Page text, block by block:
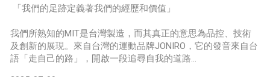
「我們的足跡定義著我們的經歷和價值」
我們所熟知的MIT是台灣製造，而其真正的意思為品控、技術
及創新的展現。來自台灣的運動品牌JONIRO，它的發音來自台
語「走自己的路」，開啟一段追尋自我的道路